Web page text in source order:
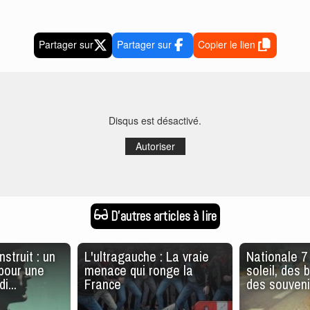
Partager sur Partager sur Copier le lien
Disqus est désactivé.
Autoriser
D'autres articles à lire
: un
une
L'ultragauche : La vraie
menace qui ronge la
France
Nationale
soleil, des
des